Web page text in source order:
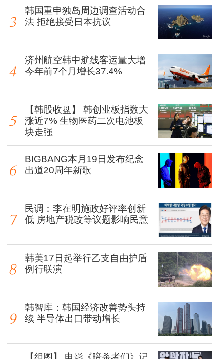
韩国重申独岛周边调查活动合
法 拒绝接受日本抗议
济州航空韩中航线客运量大增
今年前7个月增长37.4%
【韩股收盘】 韩创业板指数大
涨近7% 生物医药二次电池板
块走强
BIGBANG本月19日发布纪念
出道20周年新歌
民调：李在明施政好评率创新
低 房地产税改等议题影响民意
韩美17日起举行乙支自由护盾
例行联演
韩智库：韩国经济改善势头持
续 半导体出口带动增长
【组图】 电影《暗杀者们》记